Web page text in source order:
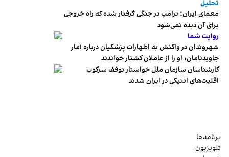
تحلیل
معمای ایران؛ ترامپ در جنگی گرفتار شده که راه خروجی
برای آن دیده نمی‌شود
روایت شما
شهروندان در واکنش به اظهارات پزشکیان درباره آمار
جاویدنامان، او را از عاملان کشتار خواندند
کارشناسان سازمان ملل خواستار توقف سرکوب
اقلیت‌های اتنیکی در ایران شدند
برنامه‌ها
تلویزیون